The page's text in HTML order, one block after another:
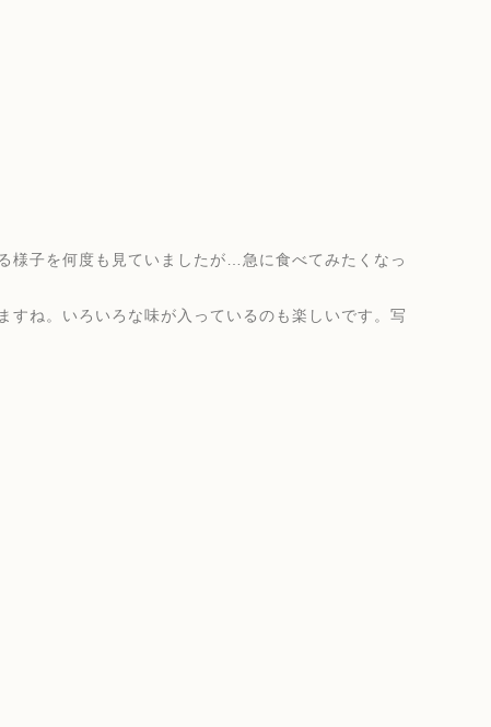
様子を何度も見ていましたが…急に食べてみたくなっ
ね。いろいろな味が入っているのも楽しいです。写